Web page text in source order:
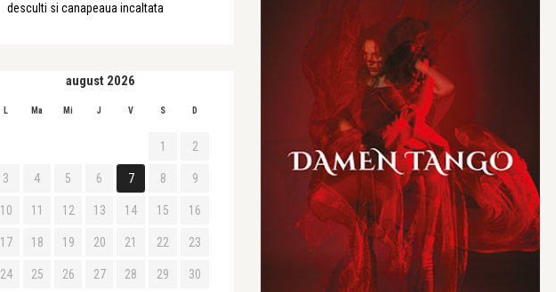
desculti si canapeaua incaltata
august 2026
L Ma Mi J V S D
1 2
3 4 5 6 7 8 9
10 11 12 13 14 15 16
17 18 19 20 21 22 23
24 25 26 27 28 29 30